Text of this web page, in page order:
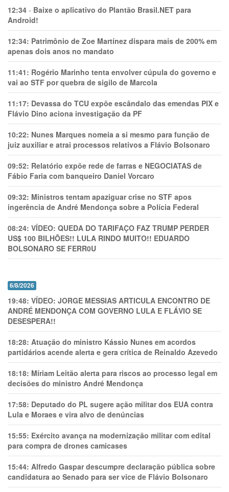
12:34 - Baixe o aplicativo do Plantão Brasil.NET para
Android!
12:34: Patrimônio de Zoe Martínez dispara mais de 200% em
apenas dois anos no mandato
11:41: Rogério Marinho tenta envolver cúpula do governo e
vai ao STF por quebra de sigilo de Marcola
11:17: Devassa do TCU expõe escândalo das emendas PIX e
Flávio Dino aciona investigação da PF
10:22: Nunes Marques nomeia a si mesmo para função de
juiz auxiliar e atrai processos relativos a Flávio Bolsonaro
09:52: Relatório expõe rede de farras e NEGOCIATAS de
Fábio Faria com banqueiro Daniel Vorcaro
09:32: Ministros tentam apaziguar crise no STF apos
ingerência de André Mendonça sobre a Polícia Federal
08:24: VÍDEO: QUEDA DO TARIFAÇO FAZ TRUMP PERDER
US$ 100 BILHÕES!! LULA RINDO MUITO!! EDUARDO
BOLSONARO SE FERR0U
6/8/2026
19:48: VÍDEO: JORGE MESSIAS ARTICULA ENCONTRO DE
ANDRÉ MENDONÇA COM GOVERNO LULA E FLÁVIO SE
DESESPERA!!
18:28: Atuação do ministro Kássio Nunes em acordos
partidários acende alerta e gera crítica de Reinaldo Azevedo
18:18: Míriam Leitão alerta para riscos ao processo legal em
decisões do ministro André Mendonça
17:58: Deputado do PL sugere ação militar dos EUA contra
Lula e Moraes e vira alvo de denúncias
15:55: Exército avança na modernização militar com edital
para compra de drones camicases
15:44: Alfredo Gaspar descumpre declaração pública sobre
candidatura ao Senado para ser vice de Flávio Bolsonaro